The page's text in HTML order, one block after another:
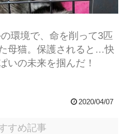
環境で、命を削って3匹
母猫。保護されると…快
いの未来を掴んだ！
2020/04/07
すめ記事